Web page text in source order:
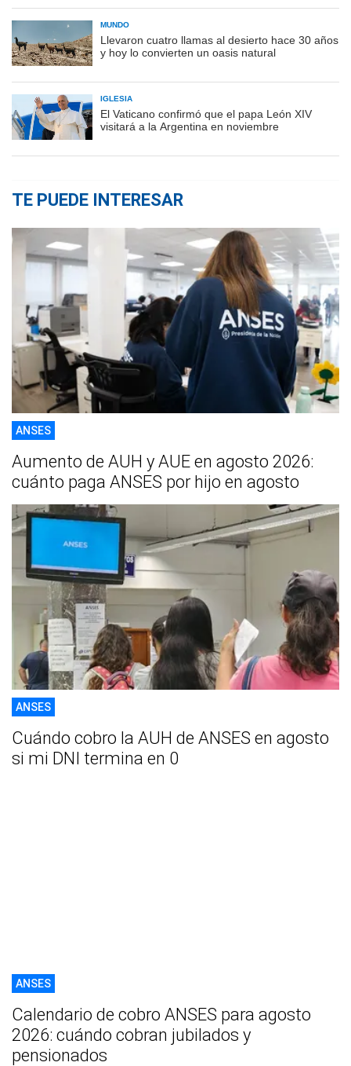
MUNDO
Llevaron cuatro llamas al desierto hace 30 años
y hoy lo convierten un oasis natural
IGLESIA
El Vaticano confirmó que el papa León XIV
visitará a la Argentina en noviembre
TE PUEDE INTERESAR
ANSES
Aumento de AUH y AUE en agosto 2026:
cuánto paga ANSES por hijo en agosto
ANSES
Cuándo cobro la AUH de ANSES en agosto
si mi DNI termina en 0
ANSES
Calendario de cobro ANSES para agosto
2026: cuándo cobran jubilados y
pensionados